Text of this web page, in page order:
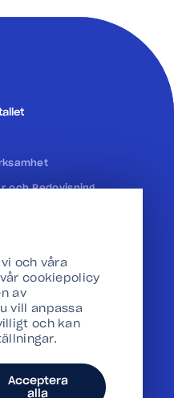
och våra
cookiepolicy
av
vill anpassa
och kan
Acceptera
alla
och Redovisning